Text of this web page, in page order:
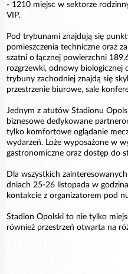
- 1210 miejsc w sektorze
VIP.
Pod trybunami znajdują się
pomieszczenia techniczne oraz
szatni o łącznej powierzchni
rozgrzewki, odnowy biologicznej
trybuny zachodniej znajdą się
przestrzenie biurowe, sale
Jednym z atutów Stadionu
biznesowe dedykowane
tylko komfortowe oglądanie
wydarzeń. Loże wyposażone w
gastronomiczne oraz dostęp do
Dla wszystkich
dniach 25-26 listopada w
kontakcie z organizatorem pod
Stadion Opolski to nie tylko
również przestrzeń otwarta na